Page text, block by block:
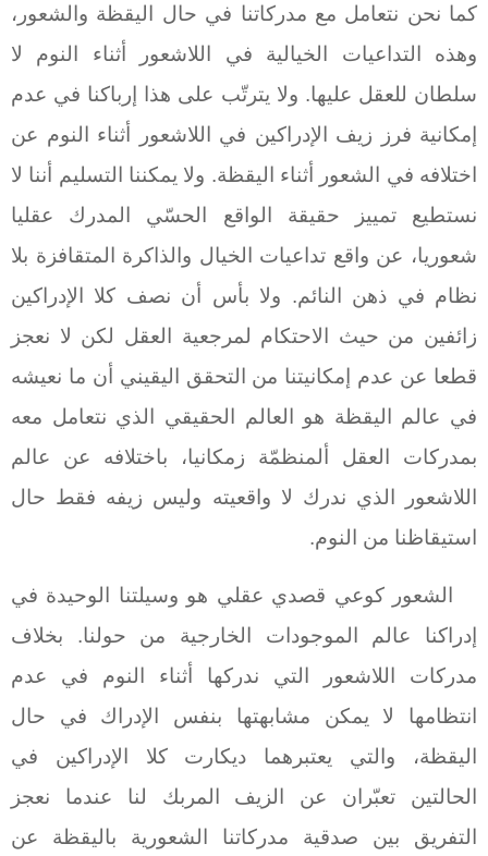
كما نحن نتعامل مع مدركاتنا في حال اليقظة والشعور،
وهذه التداعيات الخيالية في اللاشعور أثناء النوم لا
سلطان للعقل عليها. ولا يترتّب على هذا إرباكنا في عدم
إمكانية فرز زيف الإدراكين في اللاشعور أثناء النوم عن
اختلافه في الشعور أثناء اليقظة. ولا يمكننا التسليم أننا لا
نستطيع تمييز حقيقة الواقع الحسّي المدرك عقليا
شعوريا، عن واقع تداعيات الخيال والذاكرة المتقافزة بلا
نظام في ذهن النائم. ولا بأس أن نصف كلا الإدراكين
زائفين من حيث الاحتكام لمرجعية العقل لكن لا نعجز
قطعا عن عدم إمكانيتنا من التحقق اليقيني أن ما نعيشه
في عالم اليقظة هو العالم الحقيقي الذي نتعامل معه
بمدركات العقل ألمنظمّة زمكانيا، باختلافه عن عالم
اللاشعور الذي ندرك لا واقعيته وليس زيفه فقط حال
استيقاظنا من النوم.
الشعور كوعي قصدي عقلي هو وسيلتنا الوحيدة في
إدراكنا عالم الموجودات الخارجية من حولنا. بخلاف
مدركات اللاشعور التي ندركها أثناء النوم في عدم
انتظامها لا يمكن مشابهتها بنفس الإدراك في حال
اليقظة، والتي يعتبرهما ديكارت كلا الإدراكين في
الحالتين تعبّران عن الزيف المربك لنا عندما نعجز
التفريق بين صدقية مدركاتنا الشعورية باليقظة عن